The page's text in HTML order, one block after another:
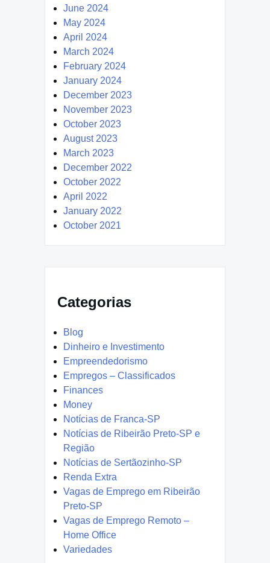
June 2024
May 2024
April 2024
March 2024
February 2024
January 2024
December 2023
November 2023
October 2023
August 2023
March 2023
December 2022
October 2022
April 2022
January 2022
October 2021
Categorias
Blog
Dinheiro e Investimento
Empreendedorismo
Empregos – Classificados
Finances
Money
Notícias de Franca-SP
Notícias de Ribeirão Preto-SP e
Região
Notícias de Sertãozinho-SP
Renda Extra
Vagas de Emprego em Ribeirão
Preto-SP
Vagas de Emprego Remoto –
Home Office
Variedades